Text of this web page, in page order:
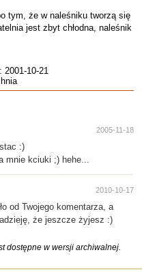
tym, że w naleśniku tworzą się
jest zbyt chłodna, naleśnik
2001-10-21
2005-11-18
:)
mnie kciuki ;) hehe...
2010-10-17
od Twojego komentarza, a
że jeszcze żyjesz :)
dostępne w wersji archiwalnej.